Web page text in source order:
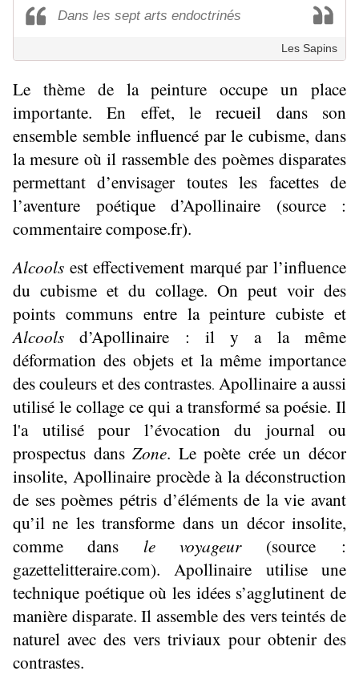
Dans les sept arts endoctrinés
Les Sapins
Le thème de la peinture occupe un place
importante. En effet, le recueil dans son
ensemble semble influencé par le cubisme, dans
la mesure où il rassemble des poèmes disparates
permettant d’envisager toutes les facettes de
l’aventure poétique d’Apollinaire (source :
commentaire compose.fr).
Alcools est effectivement marqué par l’influence
du cubisme et du collage. On peut voir des
points communsentre la peinture cubiste et
Alcoolsd’Apollinaire : il y a la même
déformation des objets et la même importance
des couleurs et des contrastes. Apollinaire a aussi
utilisé le collage ce qui a transformé sa poésie. Il
l'a utilisé pour l’évocation du journal ou
prospectus dansZone. Le poète crée un décor
insolite, Apollinaire procède à la déconstruction
de ses poèmes pétris d’éléments de la vie avant
qu’il ne les transforme dans un décor insolite,
comme dans le voyageur(source :
gazettelitteraire.com). Apollinaire utilise une
technique poétique où les idées s’agglutinent de
manière disparate. Il assemble des vers teintés de
naturel avec des vers triviaux pour obtenir des
contrastes.